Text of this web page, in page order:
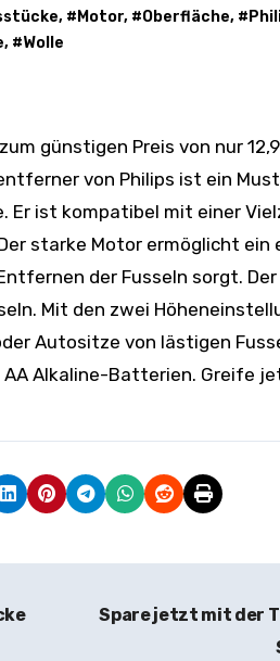
, # Motor, #Oberfläche, #
, #Wolle
von Philips ist ein
Er ist kompatibel mit einer
starke Motor ermöglicht
der Fusseln sorgt.
Mit den zwei
Autositze von lästigen
Alkaline-Batterien. Greife
Spare jetzt mit der